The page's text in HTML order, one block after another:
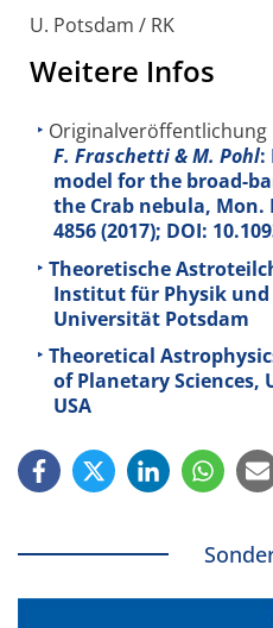
U. Potsdam / RK
Weitere Infos
Originalveröffentlichung
F. Fraschetti & M. Pohl:
model for the broad-
the Crab nebula, Mon.
4856 (2017); DOI:
Theoretische
Institut für Physik
Universität Potsdam
Theoretical
of Planetary Sciences,
USA